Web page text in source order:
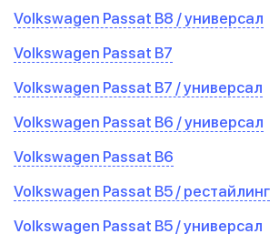
Volkswagen Passat B8 / универсал
Volkswagen Passat B7
Volkswagen Passat B7 / универсал
Volkswagen Passat B6 / универсал
Volkswagen Passat B6
Volkswagen Passat B5 / рестайлинг
Volkswagen Passat B5 / универсал